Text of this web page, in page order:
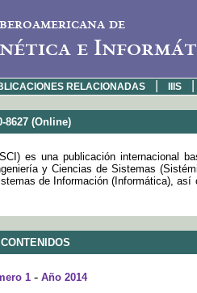
de
e
RELACIONADAS IIIS
8627 (Online)
es una publicación internacional
y Ciencias de Sistemas
de Información (Informática),
1- Año 2014